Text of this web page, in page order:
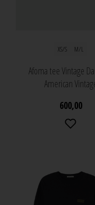
XS/S M/L
Afoma tee Vintage
American
600,00